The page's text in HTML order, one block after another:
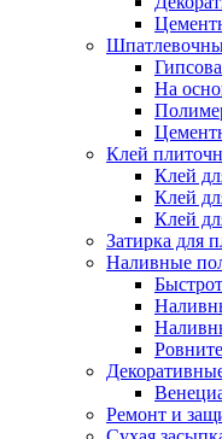
На
Клей
Клей
Клей
Клей
Затирка для
Наливные
Ремонт и